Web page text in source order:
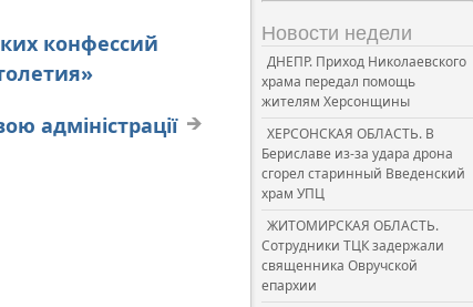
конфессий
адміністрації
Новости недели
ДНЕПР. Приход Николаевского
храма передал помощь
жителям Херсонщины
ХЕРСОНСКАЯ ОБЛАСТЬ. В
Бериславе из-за удара дрона
сгорел старинный Введенский
храм УПЦ
ЖИТОМИРСКАЯ ОБЛАСТЬ.
Сотрудники ТЦК задержали
священника Овручской
епархии